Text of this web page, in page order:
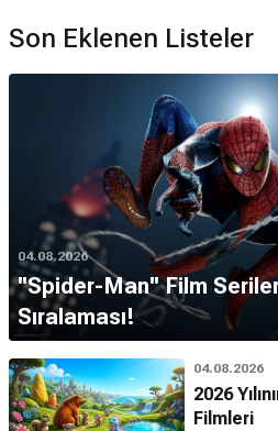
Son Eklenen Listeler
04.08.2026
''Spider-Man'' Film
Sıralaması!
04.08.2026
2026
Filmleri